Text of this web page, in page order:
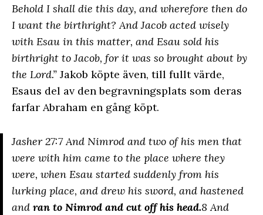
Behold I shall die this day, and wherefore then do
I want the birthright? And Jacob acted wisely
with Esau in this matter, and Esau sold his
birthright to Jacob, for it was so brought about by
the Lord.” Jakob köpte även, till fullt värde,
Esaus del av den begravningsplats som deras
farfar Abraham en gång köpt.
Jasher 27:7 And Nimrod and two of his men that
were with him came to the place where they
were, when Esau started suddenly from his
lurking place, and drew his sword, and hastened
and ran to Nimrod and cut off his head.8 And